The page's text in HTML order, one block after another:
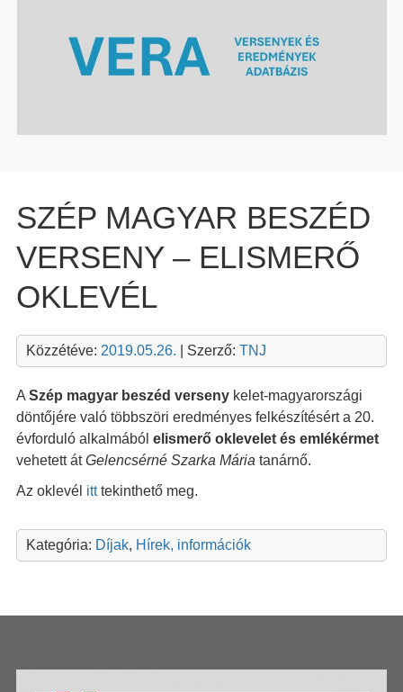
SZÉP MAGYAR BESZÉD
VERSENY – ELISMERŐ
OKLEVÉL
Közzétéve: 2019.05.26. | Szerző: TNJ
A Szép magyar beszéd versenykelet-magyarországi
döntőjére való többszöri eredményes felkészítésért a 20.
évforduló alkalmából elismerő oklevelet és emlékérmet
vehetett átGelencsérné Szarka Mária tanárnő.
Az oklevél itttekinthető meg.
Kategória: Díjak, Hírek, információk